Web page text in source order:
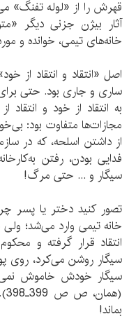
قهرش را از «لوله تفنگ»
آثار بیژن جزنی دیگر
خانه‌های تیمی، خوانده و
اصل «انتقاد و انتقاد از
ساری و جاری بود. حتی
به انتقاد از خود و
مجازات‌ها متفاوت بود:
از داشتن اسلحه، که در
فدایی بودن، رفتن
سیگار و ... حتی مرگ!
تصور کنید دختر یا پسر
خانه تیمی وارد می‌شد؛
انتقاد قرار گرفته و
سیگار روشن می‌کرد،
سیگار خودش خاموش
بماند!